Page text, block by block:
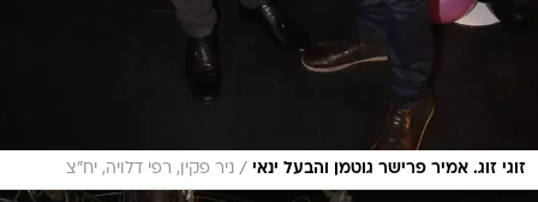
זוגי זוג. אמיר פרישר גוטמן והבעל ינאי / ניר פקין, רפי דלויה, יח"צ